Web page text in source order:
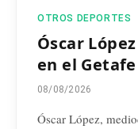
OTROS DEPORTES
Óscar
en el Getafe
08/08/2026
Óscar López,